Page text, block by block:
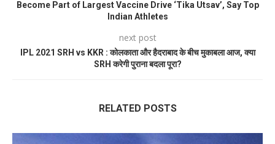
Become Part of Largest Vaccine Drive ‘Tika Utsav’, Say Top
Indian Athletes
next post
IPL 2021 SRH vs KKR : कोलकाता और हैदराबाद के बीच मुकाबला आज, क्या
SRH करेगी पुराना बदला पूरा?
RELATED POSTS